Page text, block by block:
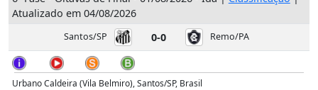
Atualizado em 04/08/2026
Santos/SP 0-0 Remo/PA
Urbano Caldeira (Vila Belmiro), Santos/SP, Brasil